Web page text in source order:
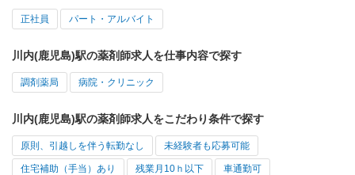
正社員 パート・アルバイト
川内(鹿児島)駅の薬剤師求人を仕事内容で探す
調剤薬局 病院・クリニック
川内(鹿児島)駅の薬剤師求人をこだわり条件で探す
原則、引越しを伴う転勤なし 未経験者も応募可能
住宅補助（手当）あり 残業月10ｈ以下 車通勤可